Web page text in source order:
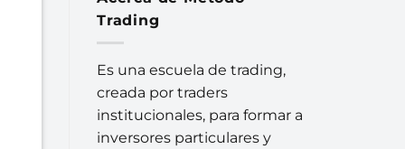
Trading
Es una escuela de trading,
creada por traders
institucionales, para formar a
inversores particulares y